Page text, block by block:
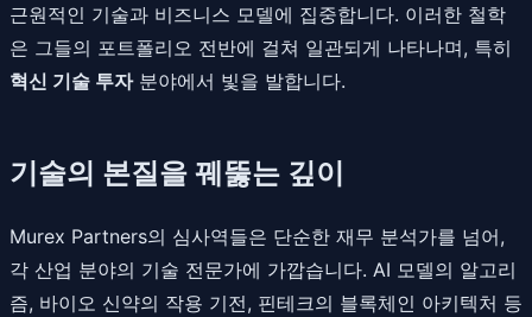
근원적인 기술과 비즈니스 모델에 집중합니다. 이러한 철학
은 그들의 포트폴리오 전반에 걸쳐 일관되게 나타나며, 특히
혁신 기술 투자분야에서 빛을 발합니다.
기술의 본질을 꿰뚫는 깊이
Murex Partners의 심사역들은 단순한 재무 분석가를 넘어,
각 산업 분야의 기술 전문가에 가깝습니다. AI 모델의 알고리
즘, 바이오 신약의 작용 기전, 핀테크의 블록체인 아키텍처 등